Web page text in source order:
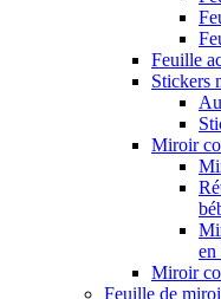
Feuille
Stickers
Miroir
en
Miroir
Feuille de